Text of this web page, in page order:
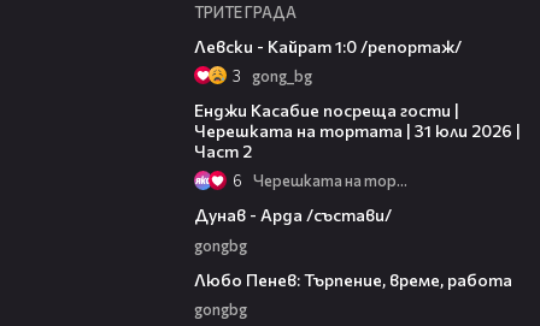
ТРИТЕ ГРАДА
Левски - Кайрат 1:0 /репортаж/
3 gong_bg
Енджи Касабие посреща гости |
Черешката на тортата | 31 юли 2026 |
Част 2
6 Черешката на тортата
Дунав - Арда /състави/
gongbg
Любо Пенев: Търпение, време, работа
gongbg